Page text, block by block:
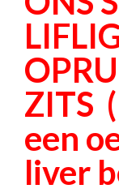
ZITS
een
liver